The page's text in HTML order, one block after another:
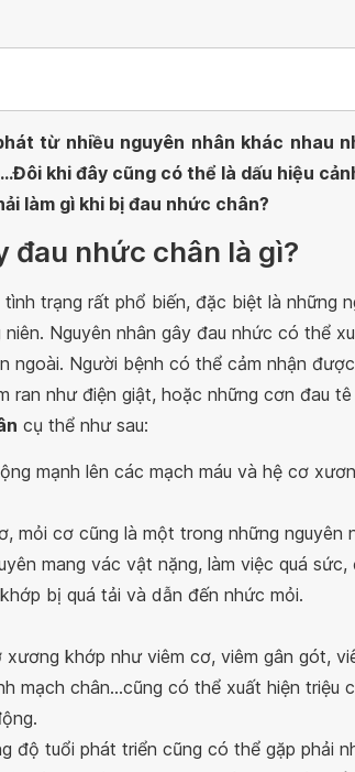
từ nhiều nguyên nhân khác nhau
khi đây cũng có thể là dấu hiệu
làm gì khi bị đau nhức chân?
đau nhức chân là gì?
tình trạng rất phổ biến, đặc biệt là những
Nguyên nhân gây đau nhức có thể
ngoài. Người bệnh có thể cảm nhận
ran như điện giật, hoặc những cơn đau
cụ thể như sau:
mạnh lên các mạch máu và hệ cơ
mỏi cơ cũng là một trong những nguyên
mang vác vật nặng, làm việc quá sức,
bị quá tải và dẫn đến nhức mỏi.
khớp như viêm cơ, viêm gân gót,
mạch chân...cũng có thể xuất hiện triệu
độ tuổi phát triển cũng có thể gặp phải